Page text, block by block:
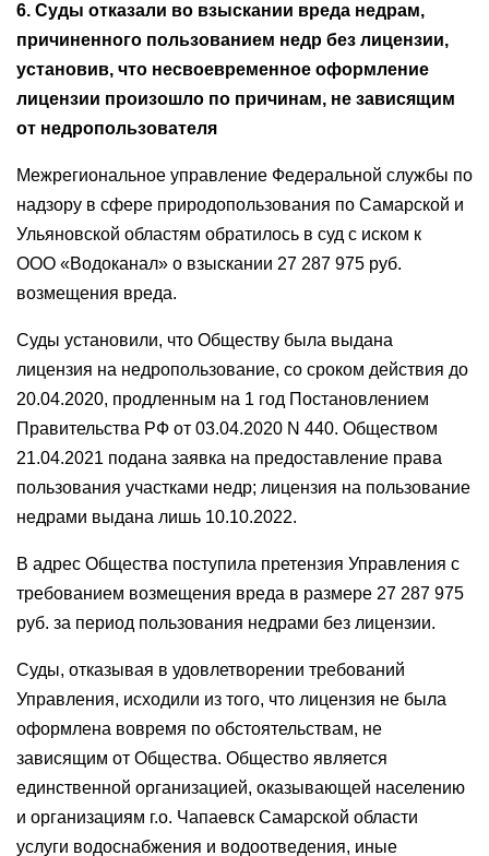
6. Суды отказали во взыскании вреда недрам,
причиненного пользованием недр без лицензии,
установив, что несвоевременное оформление
лицензии произошло по причинам, не зависящим
от недропользователя
Межрегиональное управление Федеральной службы по
надзору в сфере природопользования по Самарской и
Ульяновской областям обратилось в суд с иском к
ООО «Водоканал» о взыскании 27 287 975 руб.
возмещения вреда.
Суды установили, что Обществу была выдана
лицензия на недропользование, со сроком действия до
20.04.2020, продленным на 1 год Постановлением
Правительства РФ от 03.04.2020 N 440. Обществом
21.04.2021 подана заявка на предоставление права
пользования участками недр; лицензия на пользование
недрами выдана лишь 10.10.2022.
В адрес Общества поступила претензия Управления с
требованием возмещения вреда в размере 27 287 975
руб. за период пользования недрами без лицензии.
Суды, отказывая в удовлетворении требований
Управления, исходили из того, что лицензия не была
оформлена вовремя по обстоятельствам, не
зависящим от Общества. Общество является
единственной организацией, оказывающей населению
и организациям г.о. Чапаевск Самарской области
услуги водоснабжения и водоотведения, иные